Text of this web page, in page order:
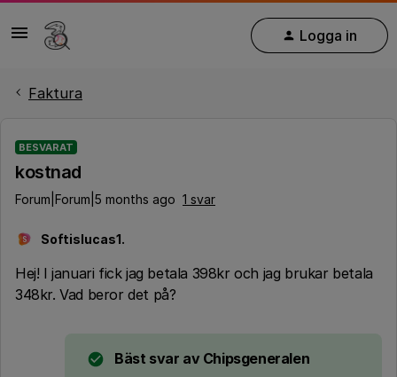
Logga in
Faktura
BESVARAT
kostnad
Forum|Forum|5 months ago 1 svar
S Softislucas1.
Hej! I januari fick jag betala 398kr och jag brukar betala
348kr. Vad beror det på?
Bäst svar av Chipsgeneralen